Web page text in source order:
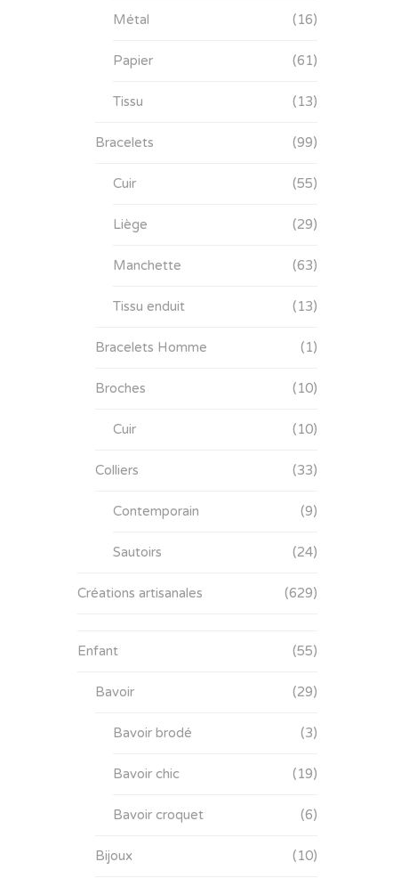
Métal (16)
Papier (61)
Tissu (13)
Bracelets (99)
Cuir (55)
Liège (29)
Manchette (63)
Tissu enduit (13)
Bracelets Homme (1)
Broches (10)
Cuir (10)
Colliers (33)
Contemporain (9)
Sautoirs (24)
Créations artisanales (629)
Enfant (55)
Bavoir (29)
Bavoir brodé (3)
Bavoir chic (19)
Bavoir croquet (6)
Bijoux (10)